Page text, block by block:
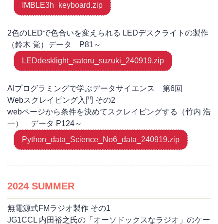
IMBLE3h_keyboard.zip
2色のLEDで色合いを変えられる LEDデスクライトの製作
（鈴木 覚）データ P81～
LEDdesklight_satoru_suzuki_240919.zip
AIプログラミングで学ぶデータサイエンス 第6回
Webスクレイピング入門 その2
webページから条件を決めてスクレイピングする（竹内 浩
一） データ P124～
Python_data_Science_No6_data_240919.zip
2024 SUMMER
無電源式FMラジオ製作 その1
JG1CCL 内田裕之氏の「オーソドックスなラジオ」のケー